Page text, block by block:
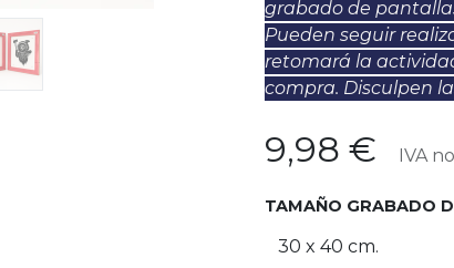
grabado de
Pueden seguir
retomará la
compra. Disculpen
9,98 € IVA
TAMAÑO GRABADO